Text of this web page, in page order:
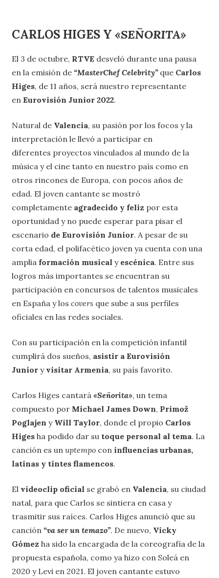
CARLOS HIGES Y «SEÑORITA»
El 3 de octubre, RTVE desveló durante una pausa
en la emisión de “MasterChef Celebrity” que Carlos
Higes, de 11 años, será nuestro representante
en Eurovisión Junior 2022.
Natural de Valencia, su pasión por los focos y la
interpretación le llevó a participar en
diferentes proyectos vinculados al mundo de la
música y el cine tanto en nuestro país como en
otros rincones de Europa, con pocos años de
edad. El joven cantante se mostró
completamente agradecido y feliz por esta
oportunidad y no puede esperar para pisar el
escenario de Eurovisión Junior. A pesar de su
corta edad, el polifacético joven ya cuenta con una
amplia formación musical y escénica. Entre sus
logros más importantes se encuentran su
participación en concursos de talentos musicales
en España y los covers que sube a sus perfiles
oficiales en las redes sociales.
Con su participación en la competición infantil
cumplirá dos sueños, asistir a Eurovisión
Junior y visitar Armenia, su país favorito.
Carlos Higes cantará «Señorita», un tema
compuesto por Michael James Down, Primož
Poglajen y Will Taylor, donde el propio Carlos
Higes ha podido dar su toque personal al tema. La
canción es un uptempo con influencias urbanas,
latinas y tintes flamencos.
El videoclip oficial se grabó en Valencia, su ciudad
natal, para que Carlos se sintiera en casa y
trasmitir sus raíces. Carlos Higes anunció que su
canción “va ser un temazo”. De nuevo, Vicky
Gómez ha sido la encargada de la coreografía de la
propuesta española, como ya hizo con Soleá en
2020 y Levi en 2021. El joven cantante estuvo